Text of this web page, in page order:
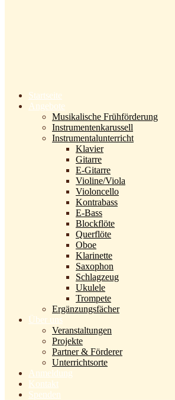
Startseite
Angebote
Musikalische Frühförderung
Instrumentenkarussell
Instrumentalunterricht
Klavier
Gitarre
E-Gitarre
Violine/Viola
Violoncello
Kontrabass
E-Bass
Blockflöte
Querflöte
Oboe
Klarinette
Saxophon
Schlagzeug
Ukulele
Trompete
Ergänzungsfächer
Über uns
Veranstaltungen
Projekte
Partner & Förderer
Unterrichtsorte
Anmeldung
Kontakt
Spenden